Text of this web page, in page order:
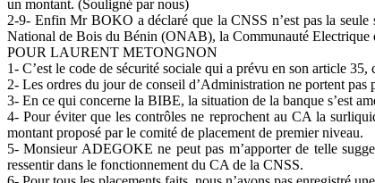
un montant. (Souligné par nous)
2-9- Enfin Mr BOKO a déclaré que la CNSS n’est pas la
National de Bois du Bénin (ONAB), la Communauté
POUR LAURENT METONGNON
1- C’est le code de sécurité sociale qui a prévu en son article
2- Les ordres du jour de conseil d’Administration ne portent pas
3- En ce qui concerne la BIBE, la situation de la banque s’est
4- Pour éviter que les contrôles ne reprochent au CA la
montant proposé par le comité de placement de premier niveau.
5- Monsieur ADEGOKE ne peut pas m’apporter de telle
ressentir dans le fonctionnement du CA de la CNSS.